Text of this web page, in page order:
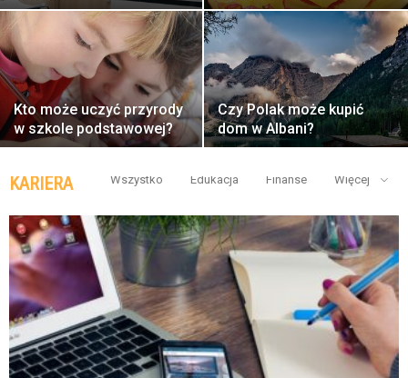
Kto może uczyć przyrody
w szkole podstawowej?
Czy Polak może kupić
dom w Albani?
KARIERA Wszystko Edukacja Finanse Więcej